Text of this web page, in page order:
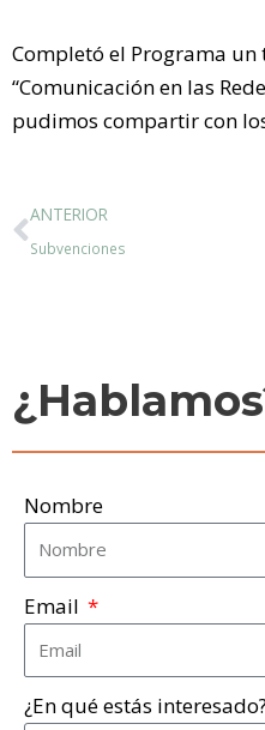
Completó el Programa un
“Comunicación en las
pudimos compartir con
Ant
ANTERIOR
Subvenciones
Nombre
Email
¿En qué estás interesado?